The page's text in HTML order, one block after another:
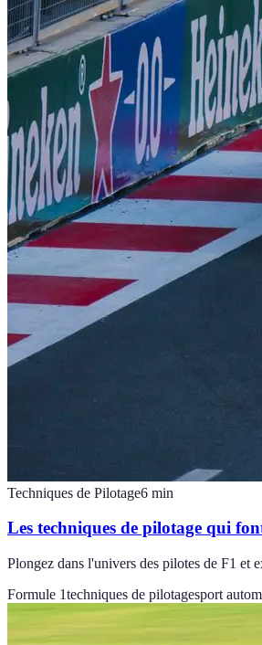
Techniques de Pilotage6 min
Les techniques de pilotage qui
Plongez dans l'univers des pilotes de F1 et
Formule 1techniques de pilotagesport